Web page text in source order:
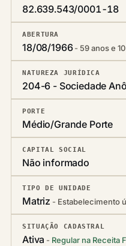
82.639.543/0001-18
ABERTURA
18/08/1966 59 anos e
NATUREZA JURÍDICA
204-6 - Sociedade
PORTE
Médio/Grande Porte
CAPITAL SOCIAL
Não informado
TIPO DE UNIDADE
Matriz Estabelecimento
SITUAÇÃO CADASTRAL
Ativa Regular na Receita